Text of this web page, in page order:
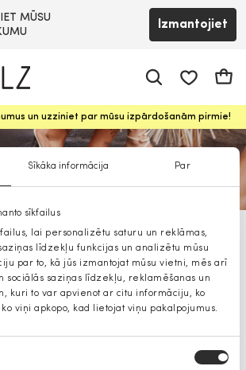
Sīkāka informācija Par
sīkfailus
lai personalizētu saturu un reklāmas,
līdzekļu funkcijas un analizētu mūsu
par to, kā jūs izmantojat mūsu vietni, mēs arī
sociālās saziņas līdzekļu, reklamēšanas un
kuri to var apvienot ar citu informāciju, ko
viņi apkopo, kad lietojat viņu pakalpojumus.
MŪSU
Izmantojiet
un uzziniet par mūsu izpārdošanām pirmie!
apavi